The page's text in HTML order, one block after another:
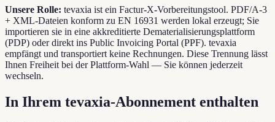
Unsere Rolle: tevaxia ist ein Factur-X-Vorbereitungstool. PDF/A-3
+ XML-Dateien konform zu EN 16931 werden lokal erzeugt; Sie
importieren sie in eine akkreditierte Dematerialisierungsplattform
(PDP) oder direkt ins Public Invoicing Portal (PPF). tevaxia
empfängt und transportiert keine Rechnungen. Diese Trennung lässt
Ihnen Freiheit bei der Plattform-Wahl — Sie können jederzeit
wechseln.
In Ihrem tevaxia-Abonnement enthalten